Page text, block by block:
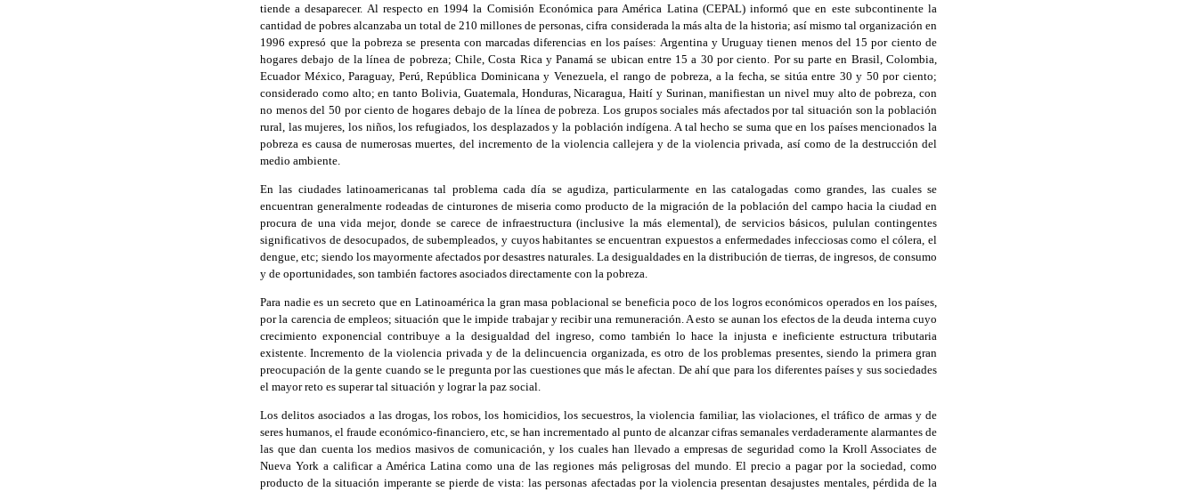
tiende a desaparecer. Al respecto en 1994 la Comisión Económica para América Latina (CEPAL) informó que en este subcontinente la
cantidad de pobres alcanzaba un total de 210 millones de personas, cifra considerada la más alta de la historia; así mismo tal organización en
1996 expresó que la pobreza se presenta con marcadas diferencias en los países: Argentina y Uruguay tienen menos del 15 por ciento de
hogares debajo de la línea de pobreza; Chile, Costa Rica y Panamá se ubican entre 15 a 30 por ciento. Por su parte en Brasil, Colombia,
Ecuador México, Paraguay, Perú, República Dominicana y Venezuela, el rango de pobreza, a la fecha, se sitúa entre 30 y 50 por ciento;
considerado como alto; en tanto Bolivia, Guatemala, Honduras, Nicaragua, Haití y Surinan, manifiestan un nivel muy alto de pobreza, con
no menos del 50 por ciento de hogares debajo de la línea de pobreza. Los grupos sociales más afectados por tal situación son la población
rural, las mujeres, los niños, los refugiados, los desplazados y la población indígena. A tal hecho se suma que en los países mencionados la
pobreza es causa de numerosas muertes, del incremento de la violencia callejera y de la violencia privada, así como de la destrucción del
medio ambiente.
En las ciudades latinoamericanas tal problema cada día se agudiza, particularmente en las catalogadas como grandes, las cuales se
encuentran generalmente rodeadas de cinturones de miseria como producto de la migración de la población del campo hacia la ciudad en
procura de una vida mejor, donde se carece de infraestructura (inclusive la más elemental), de servicios básicos, pululan contingentes
significativos de desocupados, de subempleados, y cuyos habitantes se encuentran expuestos a enfermedades infecciosas como el cólera, el
dengue, etc; siendo los mayormente afectados por desastres naturales. La desigualdades en la distribución de tierras, de ingresos, de consumo
y de oportunidades, son también factores asociados directamente con la pobreza.
Para nadie es un secreto que en Latinoamérica la gran masa poblacional se beneficia poco de los logros económicos operados en los países,
por la carencia de empleos; situación que le impide trabajar y recibir una remuneración. A esto se aunan los efectos de la deuda interna cuyo
crecimiento exponencial contribuye a la desigualdad del ingreso, como también lo hace la injusta e ineficiente estructura tributaria
existente. Incremento de la violencia privada y de la delincuencia organizada, es otro de los problemas presentes, siendo la primera gran
preocupación de la gente cuando se le pregunta por las cuestiones que más le afectan. De ahí que para los diferentes países y sus sociedades
el mayor reto es superar tal situación y lograr la paz social.
Los delitos asociados a las drogas, los robos, los homicidios, los secuestros, la violencia familiar, las violaciones, el tráfico de armas y de
seres humanos, el fraude económico-financiero, etc, se han incrementado al punto de alcanzar cifras semanales verdaderamente alarmantes de
las que dan cuenta los medios masivos de comunicación, y los cuales han llevado a empresas de seguridad como la Kroll Associates de
Nueva York a calificar a América Latina como una de las regiones más peligrosas del mundo. El precio a pagar por la sociedad, como
producto de la situación imperante se pierde de vista: las personas afectadas por la violencia presentan desajustes mentales, pérdida de la